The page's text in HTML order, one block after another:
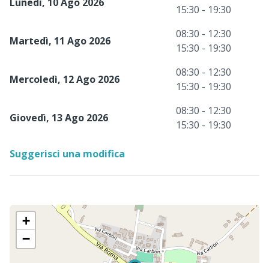
15:30 - 19:30
Martedì, 11 Ago 2026
08:30 - 12:30
15:30 - 19:30
Mercoledì, 12 Ago 2026
08:30 - 12:30
15:30 - 19:30
Giovedì, 13 Ago 2026
08:30 - 12:30
15:30 - 19:30
Suggerisci una modifica
+
−